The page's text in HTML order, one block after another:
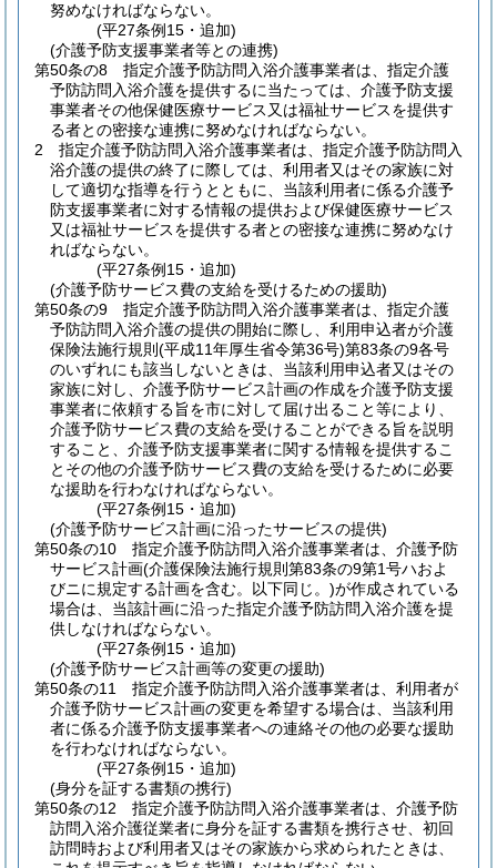
努めなければならない。
(平27条例15・追加)
(介護予防支援事業者等との連携)
第50条の8
指定介護予防訪問入浴介護事業者は、指定介護
予防訪問入浴介護を提供するに当たっては、介護予防支援
事業者その他保健医療サービス又は福祉サービスを提供す
る者との密接な連携に努めなければならない。
2
指定介護予防訪問入浴介護事業者は、指定介護予防訪問入
浴介護の提供の終了に際しては、利用者又はその家族に対
して適切な指導を行うとともに、当該利用者に係る介護予
防支援事業者に対する情報の提供および保健医療サービス
又は福祉サービスを提供する者との密接な連携に努めなけ
ればならない。
(平27条例15・追加)
(介護予防サービス費の支給を受けるための援助)
第50条の9
指定介護予防訪問入浴介護事業者は、指定介護
予防訪問入浴介護の提供の開始に際し、利用申込者が介護
保険法施行規則 (平成11年厚生省令第36号)第83条の9各号
のいずれにも該当しないときは、当該利用申込者又はその
家族に対し、介護予防サービス計画の作成を介護予防支援
事業者に依頼する旨を市に対して届け出ること等により、
介護予防サービス費の支給を受けることができる旨を説明
すること、介護予防支援事業者に関する情報を提供するこ
とその他の介護予防サービス費の支給を受けるために必要
な援助を行わなければならない。
(平27条例15・追加)
(介護予防サービス計画に沿ったサービスの提供)
第50条の10
指定介護予防訪問入浴介護事業者は、介護予防
サービス計画(介護保険法施行規則第83条の9第1号ハおよ
びニに規定する計画を含む。以下同じ。)が作成されている
場合は、当該計画に沿った指定介護予防訪問入浴介護を提
供しなければならない。
(平27条例15・追加)
(介護予防サービス計画等の変更の援助)
第50条の11
指定介護予防訪問入浴介護事業者は、利用者が
介護予防サービス計画の変更を希望する場合は、当該利用
者に係る介護予防支援事業者への連絡その他の必要な援助
を行わなければならない。
(平27条例15・追加)
(身分を証する書類の携行)
第50条の12
指定介護予防訪問入浴介護事業者は、介護予防
訪問入浴介護従業者に身分を証する書類を携行させ、初回
訪問時および利用者又はその家族から求められたときは、